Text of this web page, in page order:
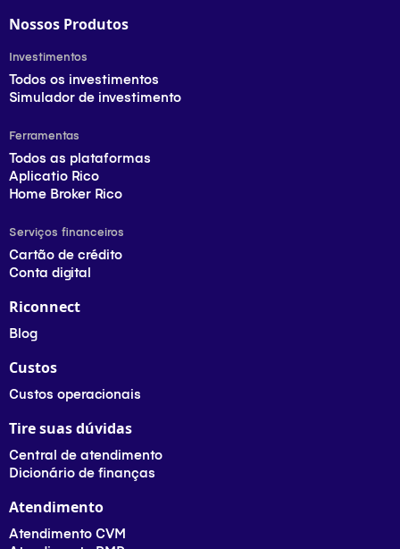
Nossos Produtos
Investimentos
Todos os investimentos
Simulador de investimento
Ferramentas
Todos as plataformas
Aplicatio Rico
Home Broker Rico
Serviços financeiros
Cartão de crédito
Conta digital
Riconnect
Blog
Custos
Custos operacionais
Tire suas dúvidas
Central de atendimento
Dicionário de finanças
Atendimento
Atendimento CVM